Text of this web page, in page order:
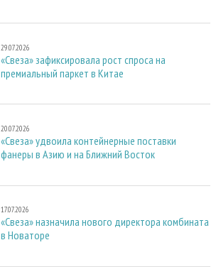
29.07.2026
«Свеза» зафиксировала рост спроса на
премиальный паркет в Китае
20.07.2026
«Свеза» удвоила контейнерные поставки
фанеры в Азию и на Ближний Восток
17.07.2026
«Свеза» назначила нового директора комбината
в Новаторе